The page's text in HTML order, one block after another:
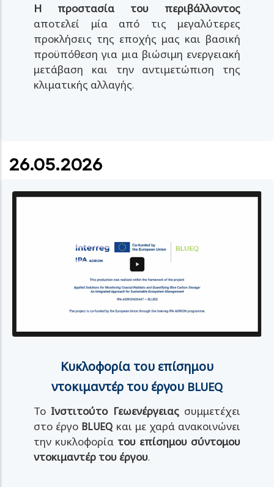
Η προστασία του περιβάλλοντος
αποτελεί μία από τις μεγαλύτερες
προκλήσεις της εποχής μας και βασική
προϋπόθεση για μια βιώσιμη ενεργειακή
μετάβαση και την αντιμετώπιση της
κλιματικής αλλαγής.
26.05.2026
Κυκλοφορία του επίσημου
ντοκιμαντέρ του έργου BLUEQ
Το Ινστιτούτο Γεωενέργειαςσυμμετέχει
στο έργο BLUEQκαι με χαρά ανακοινώνει
την κυκλοφορία του επίσημου σύντομου
ντοκιμαντέρ του έργου.